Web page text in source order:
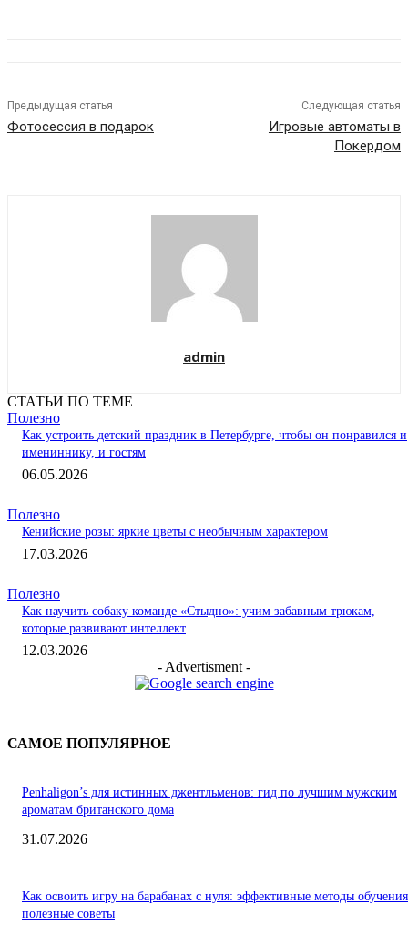
Предыдущая статья
Фотосессия в подарок
Следующая статья
Игровые автоматы в
Покердом
admin
СТАТЬИ ПО ТЕМЕ
Полезно
Как устроить детский праздник в Петербурге, чтобы он понравился и
имениннику, и гостям
06.05.2026
Полезно
Кенийские розы: яркие цветы с необычным характером
17.03.2026
Полезно
Как научить собаку команде «Стыдно»: учим забавным трюкам,
которые развивают интеллект
12.03.2026
- Advertisment -
САМОЕ ПОПУЛЯРНОЕ
Penhaligon’s для истинных джентльменов: гид по лучшим мужским
ароматам британского дома
31.07.2026
Как освоить игру на барабанах с нуля: эффективные методы
полезные советы